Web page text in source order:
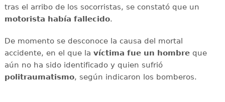
tras el arribo de los socorristas, se constató que un
motorista había fallecido.
De momento se desconoce la causa del mortal
accidente, en el que la víctima fue un hombreque
aún no ha sido identificado y quien sufrió
politraumatismo, según indicaron los bomberos.